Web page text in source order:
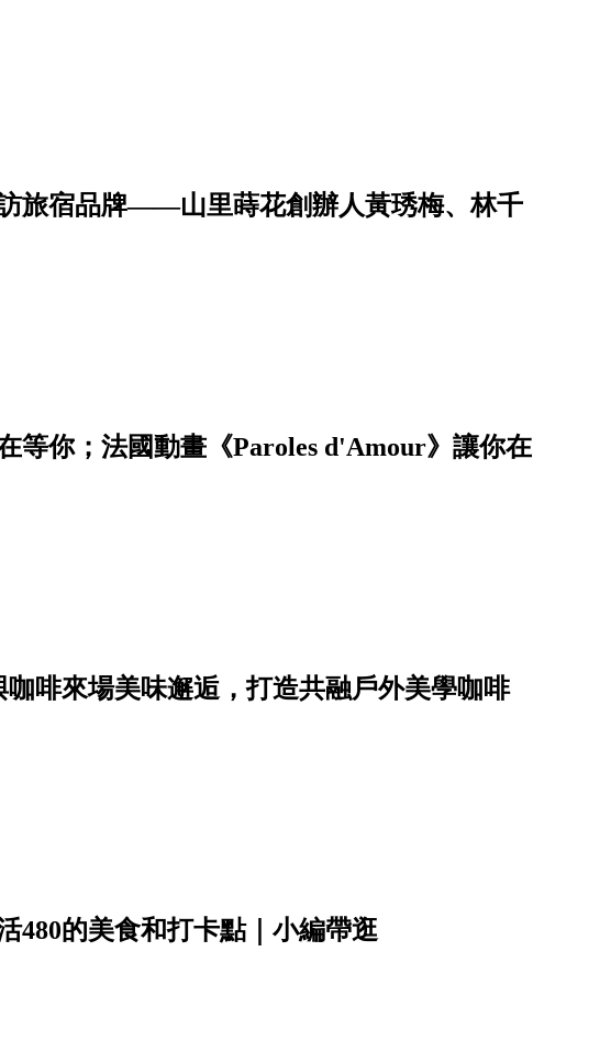
訪旅宿品牌——山里蒔花創辦人黃琇梅、林千
等你；法國動畫《Paroles d'Amour》讓你在
咖啡來場美味邂逅，打造共融戶外美學咖啡
480的美食和打卡點｜小編帶逛